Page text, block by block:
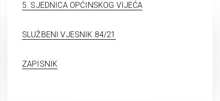
5. SJEDNICA OPĆINSKOG VIJEĆA
SLUŽBENI VJESNIK 84/21
ZAPISNIK